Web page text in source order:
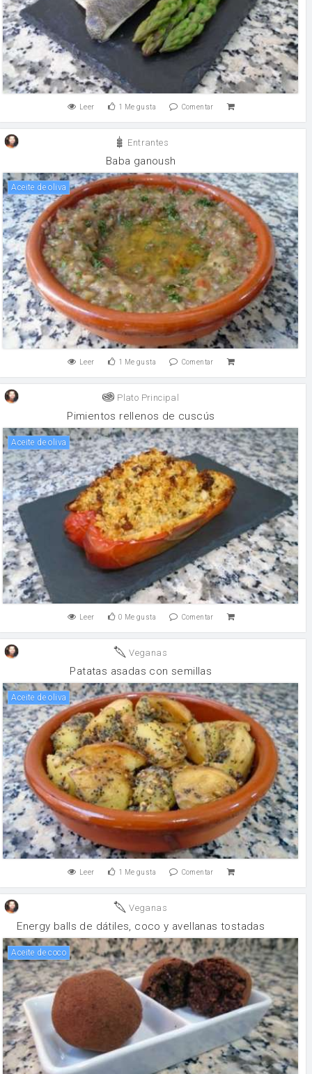
Leer 1 Me gusta Comentar
Entrantes
Baba ganoush
aceite de oliva
Leer 1 Me gusta Comentar
Plato Principal
Pimientos rellenos de cuscús
aceite de oliva
Leer 0 Me gusta Comentar
Veganas
Patatas asadas con semillas
aceite de oliva
Leer 1 Me gusta Comentar
Veganas
Energy balls de dátiles, coco y avellanas tostadas
aceite de coco